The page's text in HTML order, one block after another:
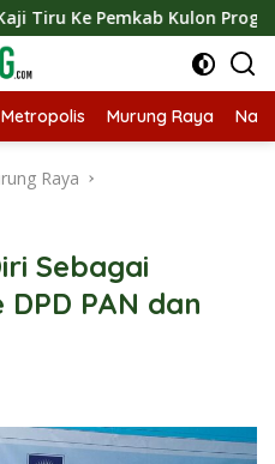
Kulon Progo
Metropolis Murung Raya
Raya
Sebagai
PAN dan